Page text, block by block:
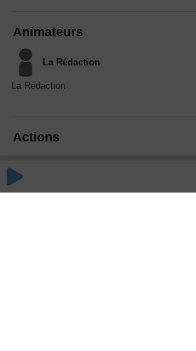
Animateurs
La Rédaction
La Rédaction
Actions